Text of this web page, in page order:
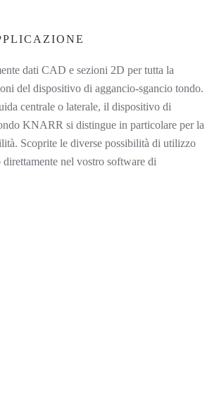
dati CAD e sezioni 2D per tutta la
del dispositivo di aggancio-sgancio tondo.
centrale o laterale, il dispositivo di
KNARR si distingue in particolare per la
Scoprite le diverse possibilità di utilizzo
nel vostro software di